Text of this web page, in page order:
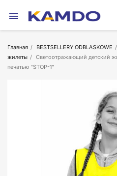

Главная BESTSELLERY ODBLASKOWE
жилеты
Cветоотражающий детский
печатью "STOP-1"